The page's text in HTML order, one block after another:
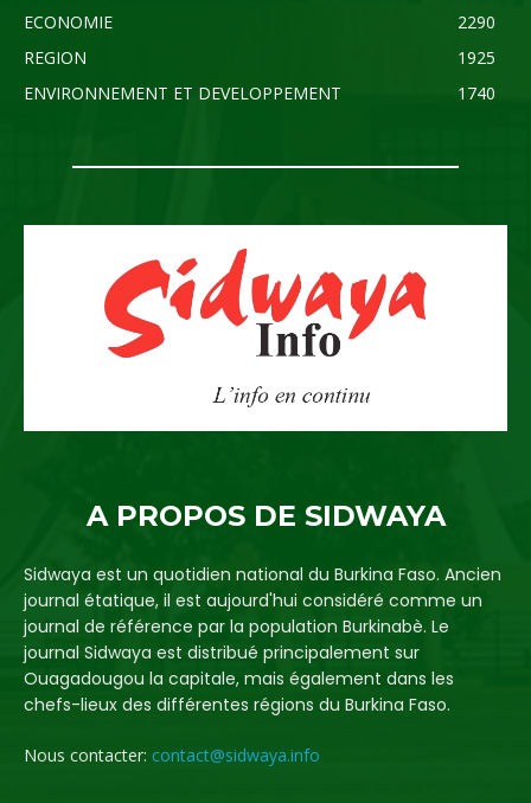
ECONOMIE
2290
REGION
1925
ENVIRONNEMENT ET DEVELOPPEMENT
1740
A PROPOS DE SIDWAYA
Sidwaya est un quotidien national du Burkina Faso. Ancien
journal étatique, il est aujourd'hui considéré comme un
journal de référence par la population Burkinabè. Le
journal Sidwaya est distribué principalement sur
Ouagadougou la capitale, mais également dans les
chefs-lieux des différentes régions du Burkina Faso.
Nous contacter: contact@sidwaya.info